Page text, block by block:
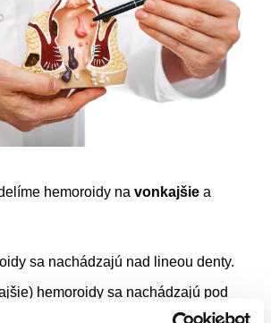
hemoroidy na vonkajšie a
sa nachádzajú nad lineou denty.
hemoroidy sa nachádzajú pod